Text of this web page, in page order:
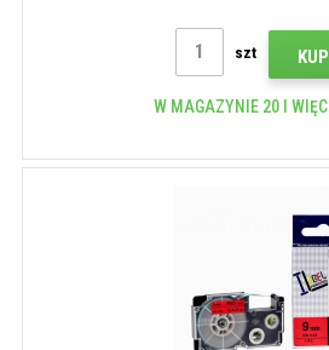
szt
W MAGAZYNIE 20 I